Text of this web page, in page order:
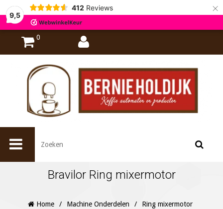
9,5
412 Reviews ×
0
Bravilor Ring mixermotor
Home / Machine Onderdelen / Ring mixermotor